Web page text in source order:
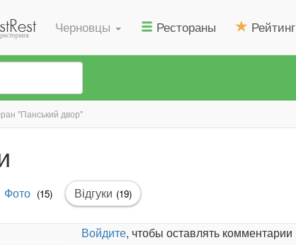
Черновцы Рестораны Рейтинг
"Панський двор"
Фото (15) Відгуки (активная
вкладка)
(19)
Войдите, чтобы оставлять комментарии